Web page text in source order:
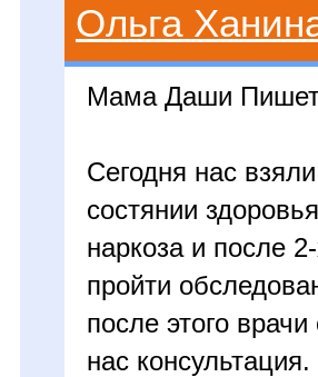
Ольга
Мама Даши
Сегодня нас
состянии
наркоза и после
пройти
после этого
нас